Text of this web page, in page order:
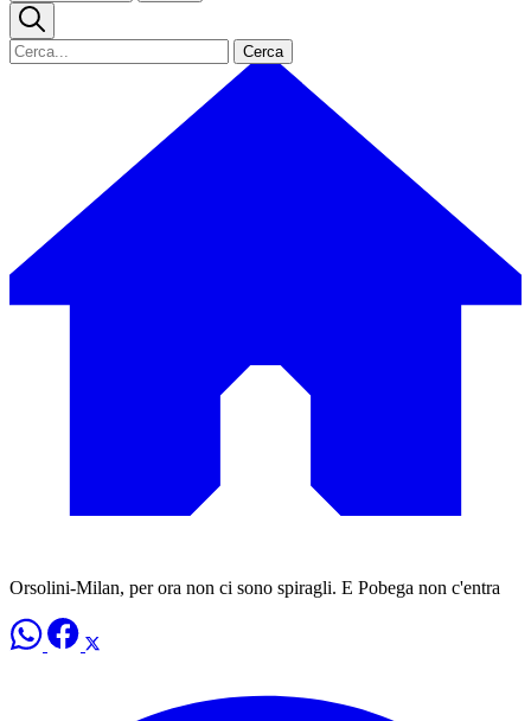
Cerca
Orsolini-Milan, per ora non ci sono spiragli. E Pobega non c'entra